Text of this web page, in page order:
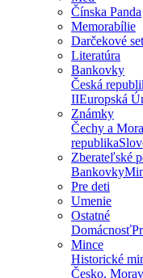
Čínska Panda
Memorabílie
Darčekové
Literatúra
Bankovky
Česká
IIEuropská
Známky
Čechy a
republika
Zberateľské
Bankovky
Pre deti
Umenie
Ostatné
Domácnosť
Mince
Historické
Česko,